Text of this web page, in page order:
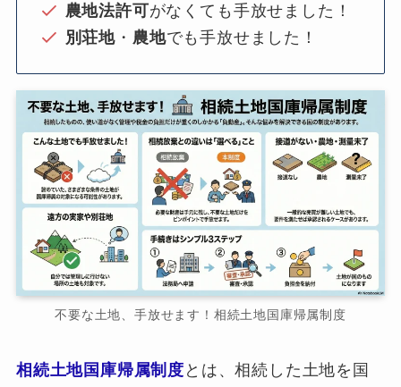
農地法許可がなくても手放せました！
別荘地 ・ 農地でも手放せました！
不要な土地、手放せます！相続土地国庫帰属制度
相続土地国庫帰属制度 とは、相続した土地を国